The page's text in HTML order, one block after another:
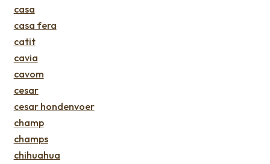
casa
casa fera
catit
cavia
cavom
cesar
cesar hondenvoer
champ
champs
chihuahua